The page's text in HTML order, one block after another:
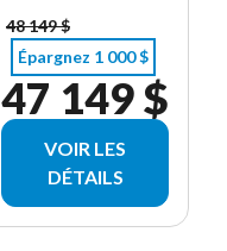
48 149 $
Épargnez 1 000 $
47 149 $
VOIR LES
DÉTAILS